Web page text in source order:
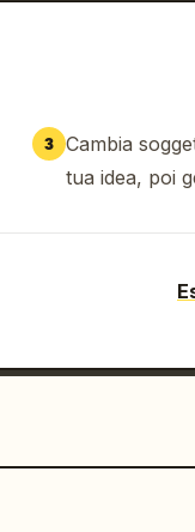
3 Cambia
tua idea, poi